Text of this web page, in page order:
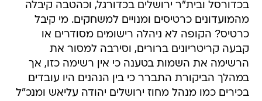
בכדורסל ובית"ר ירושלים בכדורגל, וכהטבה קיבלה
מהמועדונים כרטיסים ומנויים למשחקים. מי קיבל
כרטיס? הקופה לא ניהלה רישומים מסודרים או
קבעה קריטריונים ברורים, וסירבה למסור את
הרשימה את השמות בטענה כי אין רשימה כזו, אך
במהלך הביקורת התברר כי בין הנהנים היו עובדים
בכירים כמו מנהל מחוז ירושלים יהודה עליאש ומנכ"ל